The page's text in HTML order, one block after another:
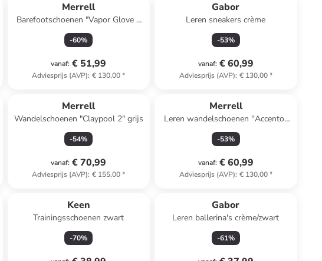
Merrell
Barefootschoenen "Vapor Glove 6
Boa" zwart
-60%
vanaf: € 51,99
Adviesprijs (AVP): € 130,00*
Gabor
Leren sneakers crème
-53%
vanaf: € 60,99
Adviesprijs (AVP): € 130,00*
Merrell
Wandelschoenen "Claypool 2" grijs
-54%
vanaf: € 70,99
Adviesprijs (AVP): € 155,00*
Merrell
Leren wandelschoenen ''Accentor
3'' lichtbruin
-53%
vanaf: € 60,99
Adviesprijs (AVP): € 130,00*
Keen
Trainingsschoenen zwart
-70%
Gabor
Leren ballerina's crème/zwart
-61%